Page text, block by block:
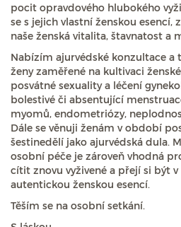
pocit opravdového hlubokého
se s jejich vlastní ženskou esencí,
naše ženská vitalita, štavnatost a
Nabízím ajurvédské konzultace a
ženy zaměřené na kultivaci
posvátné sexuality a léčení
bolestivé či absentující
myomů, endometriózy,
Dále se věnuji ženám v období
šestinedělí jako ajurvédská dula.
osobní péče je zároveň vhodná
cítit znovu vyživené a přejí si být
autentickou ženskou esencí.
Těším se na osobní setkání.